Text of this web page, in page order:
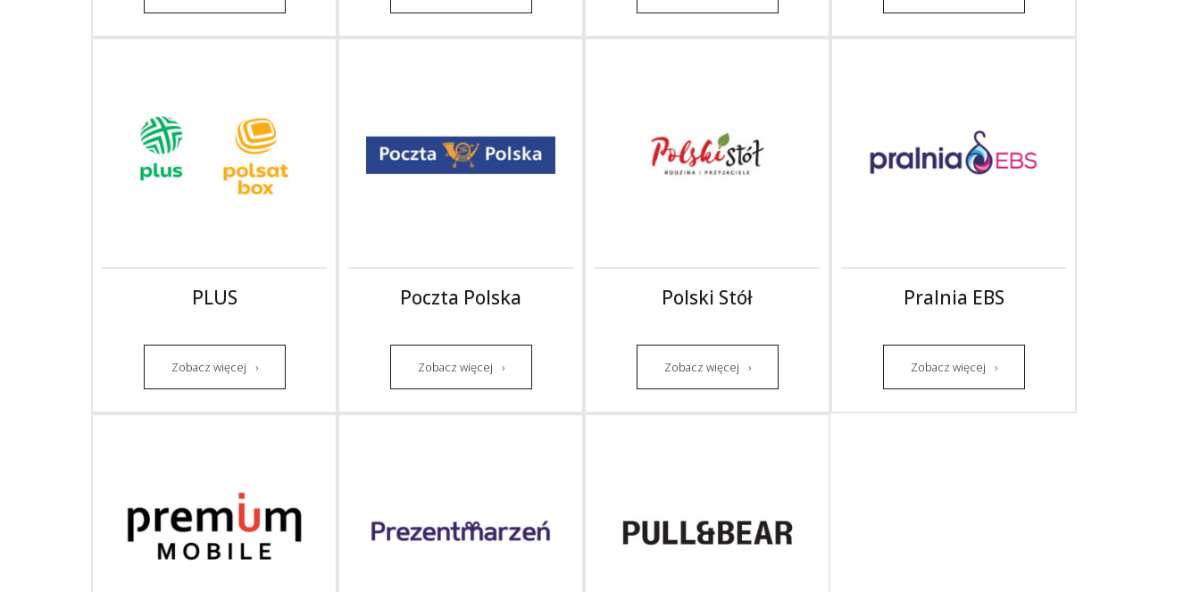
PLUS
Zobacz więcej
Poczta Polska
Zobacz więcej
Polski Stół
Zobacz więcej
Pralnia EBS
Zobacz więcej